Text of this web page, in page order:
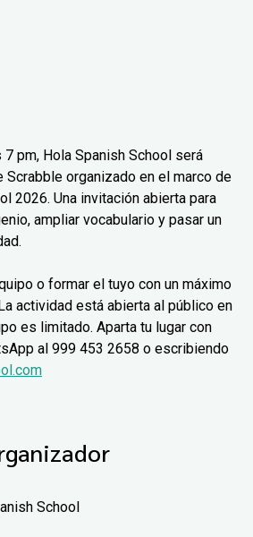
pm, Hola Spanish School será
Scrabble organizado en el marco de
2026. Una invitación abierta para
ampliar vocabulario y pasar un
o formar el tuyo con un máximo
actividad está abierta al público en
es limitado. Aparta tu lugar con
al 999 453 2658 o escribiendo
School